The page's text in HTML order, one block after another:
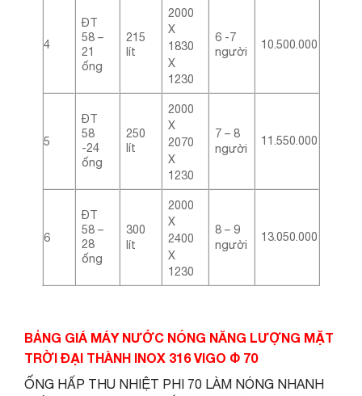
4
ĐT
58 –
21
ống
215
lít
2000
X
1830
X
1230
6 -7
người
10.500.000
5
ĐT
58
-24
ống
250
lít
2000
X
2070
X
1230
7 – 8
người
11.550.000
6
ĐT
58 –
28
ống
300
lít
2000
X
2400
X
1230
8 – 9
người
13.050.000
BẢNG GIÁ MÁY NƯỚC NÓNG NĂNG LƯỢNG MẶT
TRỜI ĐẠI THÀNH INOX 316 VIGO Φ 70
ỐNG HẤP THU NHIỆT PHI 70 LÀM NÓNG NHANH